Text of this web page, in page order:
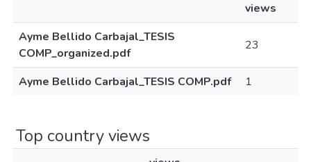
views
Ayme Bellido Carbajal_TESIS
COMP_organized.pdf
23
Ayme Bellido Carbajal_TESIS COMP.pdf 1
Top country views